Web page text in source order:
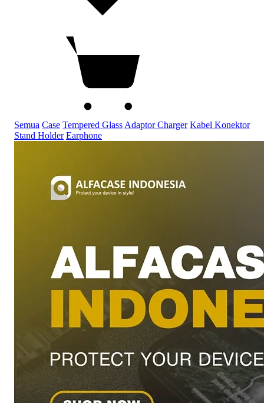
Semua Case Tempered Glass Adaptor Charger Kabel Konektor
Stand Holder Earphone